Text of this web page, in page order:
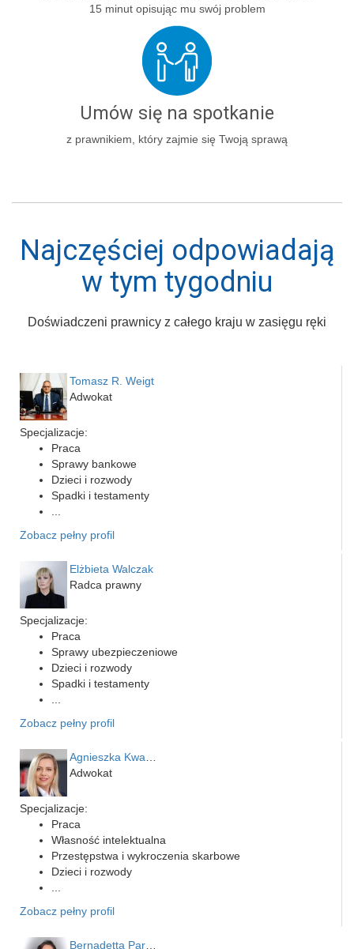
15 minut opisując mu swój problem
Umów się na spotkanie
z prawnikiem, który zajmie się Twoją sprawą
Najczęściej odpowiadają
w tym tygodniu
Doświadczeni prawnicy z całego kraju w zasięgu ręki
Tomasz R. Weigt
Adwokat
Specjalizacje:
Praca
Sprawy bankowe
Dzieci i rozwody
Spadki i testamenty
Zobacz pełny profil
Elżbieta Walczak
Radca prawny
Specjalizacje:
Praca
Sprawy ubezpieczeniowe
Dzieci i rozwody
Spadki i testamenty
Zobacz pełny profil
Adwokat
Specjalizacje:
Praca
Własność intelektualna
Przestępstwa i wykroczenia skarbowe
Dzieci i rozwody
Zobacz pełny profil